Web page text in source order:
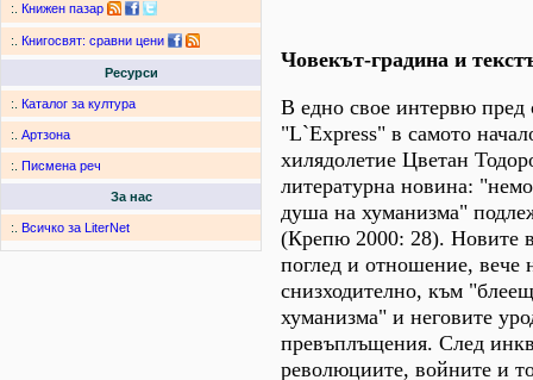
:. Книжен пазар
:. Книгосвят: сравни цени
Ресурси
:. Каталог за култура
:. Артзона
:. Писмена реч
За нас
:. Всичко за LiterNet
Човекът-градина и
В едно свое интервю пред
"L`Express" в самото
хилядолетие Цветан
литературна новина:
душа на хуманизма"
(Крепю 2000: 28). Новите
поглед и отношение, вече
снизходително, към
хуманизма" и неговите
превъплъщения. След
революциите, войните и